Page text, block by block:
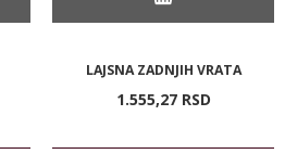
LAJSNA ZADNJIH VRATA
1.555,27 RSD